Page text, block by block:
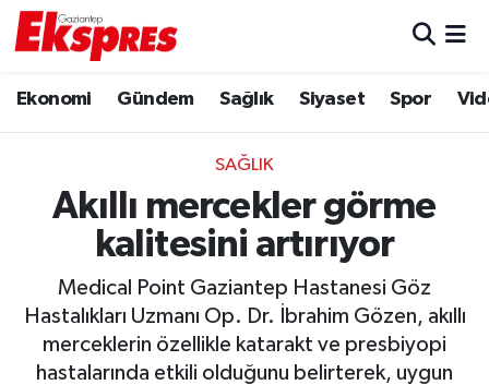
Ekonomi Gündem Sağlık Siyaset Spor
SAĞLIK
Akıllı mercekler görme
kalitesini artırıyor
Medical Point Gaziantep Hastanesi Göz
Hastalıkları Uzmanı Op. Dr. İbrahim Gözen, akıllı
merceklerin özellikle katarakt ve presbiyopi
hastalarında etkili olduğunu belirterek, uygun
Ekonomi
Gaziantep son dakika
Genel
Gündem
Haberler
Trafik Durumu
Puan Durumu ve Fikstür
Tüm Manşetler
Son Dakika Haberleri
Haber Arşivi